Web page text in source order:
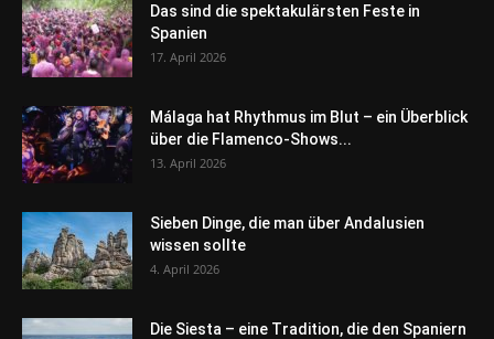
Das sind die spektakulärsten Feste in
Spanien
17. April 2026
Málaga hat Rhythmus im Blut – ein Überblick
über die Flamenco-Shows...
13. April 2026
Sieben Dinge, die man über Andalusien
wissen sollte
4. April 2026
Die Siesta – eine Tradition, die den Spaniern